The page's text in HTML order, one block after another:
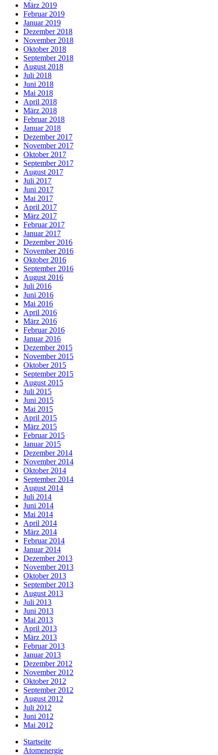
März 2019
Februar 2019
Januar 2019
Dezember 2018
November 2018
Oktober 2018
September 2018
August 2018
Juli 2018
Juni 2018
Mai 2018
April 2018
März 2018
Februar 2018
Januar 2018
Dezember 2017
November 2017
Oktober 2017
September 2017
August 2017
Juli 2017
Juni 2017
Mai 2017
April 2017
März 2017
Februar 2017
Januar 2017
Dezember 2016
November 2016
Oktober 2016
September 2016
August 2016
Juli 2016
Juni 2016
Mai 2016
April 2016
März 2016
Februar 2016
Januar 2016
Dezember 2015
November 2015
Oktober 2015
September 2015
August 2015
Juli 2015
Juni 2015
Mai 2015
April 2015
März 2015
Februar 2015
Januar 2015
Dezember 2014
November 2014
Oktober 2014
September 2014
August 2014
Juli 2014
Juni 2014
Mai 2014
April 2014
März 2014
Februar 2014
Januar 2014
Dezember 2013
November 2013
Oktober 2013
September 2013
August 2013
Juli 2013
Juni 2013
Mai 2013
April 2013
März 2013
Februar 2013
Januar 2013
Dezember 2012
November 2012
Oktober 2012
September 2012
August 2012
Juli 2012
Juni 2012
Mai 2012
Startseite
Atomenergie